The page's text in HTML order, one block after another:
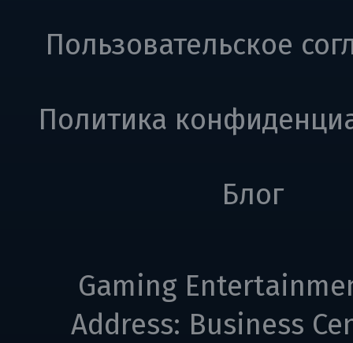
Пользовательское
Политика
Блог
Gaming
Address: Business